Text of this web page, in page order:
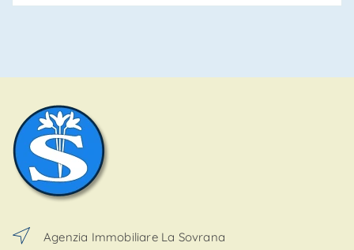
Agenzia Immobiliare La Sovrana